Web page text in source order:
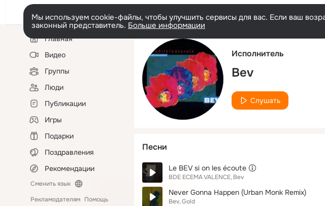
Мы используем cookie-файлы, чтобы улучшить сервисы для вас. Если ваш
законный представитель. Больше информации
Левая
колонкаГлавная
Видео
Группы
Люди
Публикации
Игры
Подарки
Поздравления
Рекомендации
Сменить язык
Рекламодателям Помощь
Исполнитель
Bev
Слушать
Песни
Le BEV si on les écoute
BDE ECEMA VALENCE Bev
Never Gonna Happen (Urban Monk Remix)
Bev Gold